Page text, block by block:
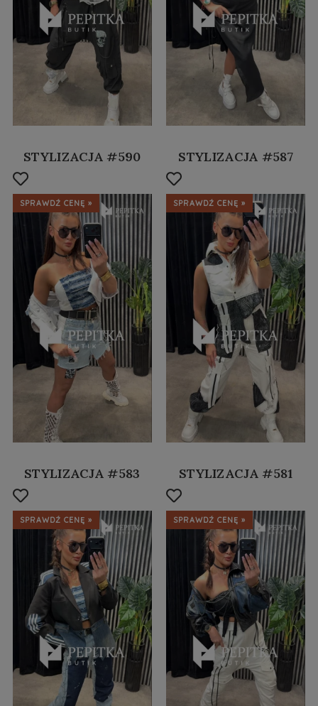
STYLIZACJA #590
SPRAWDŹ CENĘ »
STYLIZACJA #587
SPRAWDŹ CENĘ »
STYLIZACJA #583
SPRAWDŹ CENĘ »
STYLIZACJA #581
SPRAWDŹ CENĘ »